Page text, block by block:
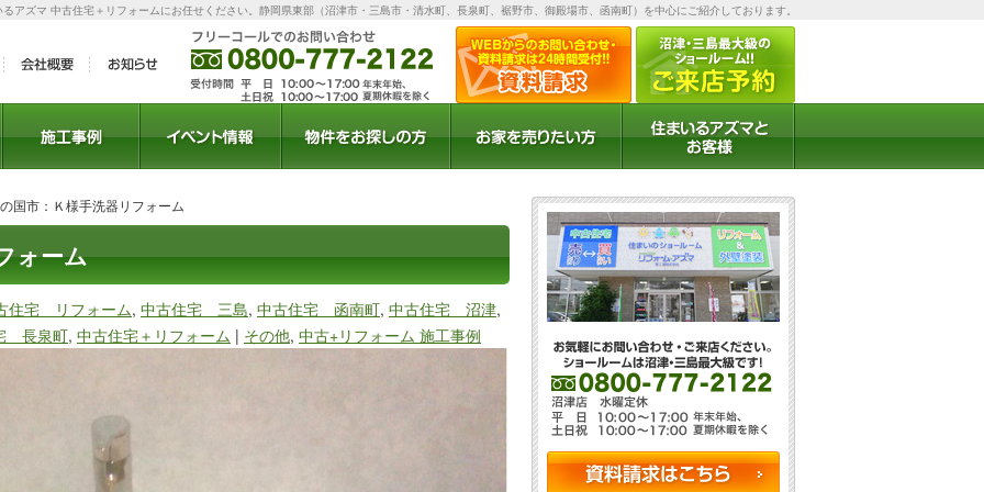
アズマ 中古住宅＋リフォームにお任せください。静岡県東部（沼津市・三島市・清水町、長泉町、裾野市、御殿場市、函南町）を中心にご紹介しております。
お客様の声
お客様インタビュー
国市：Ｋ様手洗器リフォーム
ォーム
住宅 リフォーム, 中古住宅 三島, 中古住宅 函南町, 中古住宅 沼津,
長泉町, 中古住宅＋リフォーム | その他, 中古+リフォーム 施工事例